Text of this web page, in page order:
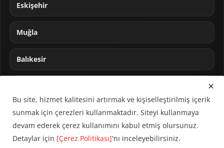
Eskişehir
Muğla
Balıkesir
Bu site, hizmet kalitesini artırmak ve kişiselleştirilmiş içerik
sunmak için çerezleri kullanmaktadır. Siteyi kullanmaya
devam ederek çerez kullanımını kabul etmiş olursunuz.
Detaylar için [Çerez Politikası]'nı inceleyebilirsiniz.